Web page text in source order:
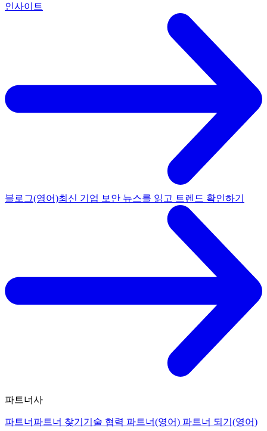
인사이트
블로그(영어)최신 기업 보안 뉴스를 읽고 트렌드 확인하기
파트너사
파트너 파트너 찾기 기술 협력 파트너(영어) 파트너 되기(영어)